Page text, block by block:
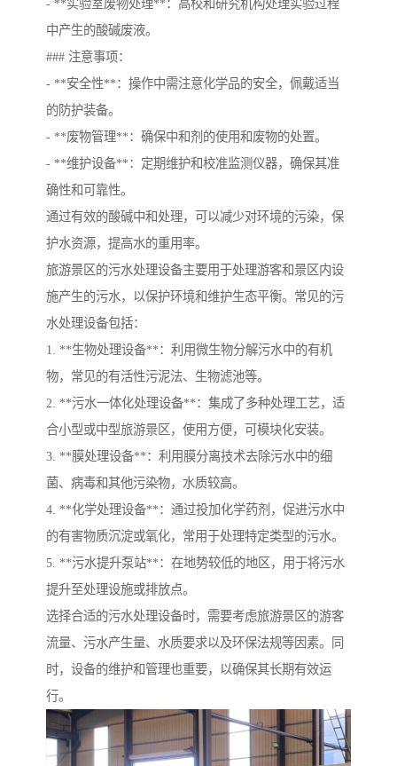
- **实验室废物处理**：高校和研究机构处理实验过程
中产生的酸碱废液。
### 注意事项：
- **安全性**：操作中需注意化学品的安全，佩戴适当
的防护装备。
- **废物管理**：确保中和剂的使用和废物的处置。
- **维护设备**：定期维护和校准监测仪器，确保其准
确性和可靠性。
通过有效的酸碱中和处理，可以减少对环境的污染，保
护水资源，提高水的重用率。
旅游景区的污水处理设备主要用于处理游客和景区内设
施产生的污水，以保护环境和维护生态平衡。常见的污
水处理设备包括：
1. **生物处理设备**：利用微生物分解污水中的有机
物，常见的有活性污泥法、生物滤池等。
2. **污水一体化处理设备**：集成了多种处理工艺，适
合小型或中型旅游景区，使用方便，可模块化安装。
3. **膜处理设备**：利用膜分离技术去除污水中的细
菌、病毒和其他污染物，水质较高。
4. **化学处理设备**：通过投加化学药剂，促进污水中
的有害物质沉淀或氧化，常用于处理特定类型的污水。
5. **污水提升泵站**：在地势较低的地区，用于将污水
提升至处理设施或排放点。
选择合适的污水处理设备时，需要考虑旅游景区的游客
流量、污水产生量、水质要求以及环保法规等因素。同
时，设备的维护和管理也重要，以确保其长期有效运
行。